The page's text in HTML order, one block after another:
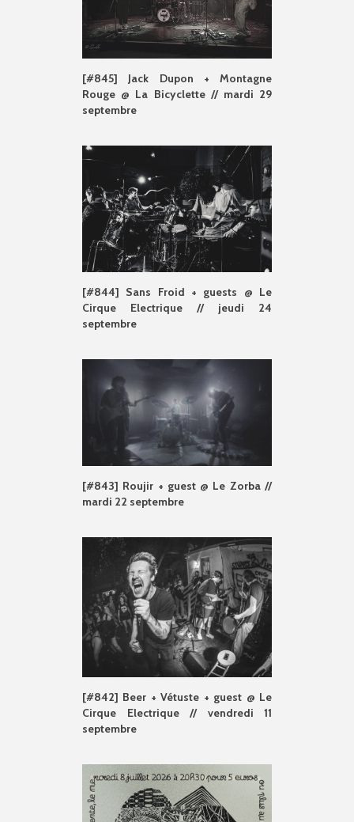
[#845] Jack Dupon + Montagne
Rouge @ La Bicyclette // mardi 29
septembre
[#844] Sans Froid + guests @ Le
Cirque Electrique // jeudi 24
septembre
[#843] Roujir + guest @ Le Zorba //
mardi 22 septembre
[#842] Beer + Vétuste + guest @ Le
Cirque Electrique // vendredi 11
septembre